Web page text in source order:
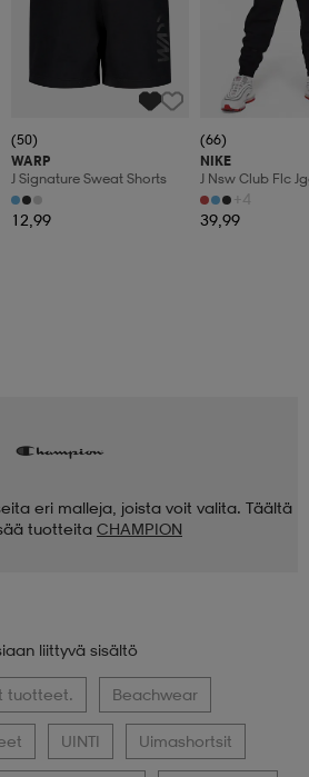
(50)
WARP
J Signature Sweat Shorts
12,99
(66)
NIKE
J Nsw Club Flc
+4
39,99
eri malleja, joista voit valita. Täältä
tuotteita CHAMPION
liittyvä sisältö
tuotteet. Beachwear
UINTI Uimashortsit